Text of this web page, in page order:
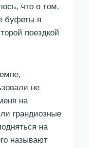
что о том,
буфеты я
поездкой
не
на
грандиозные
на
называют